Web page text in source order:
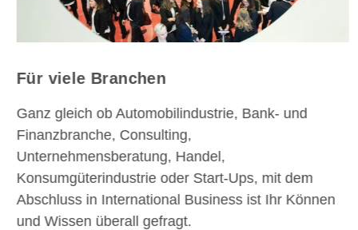
Für viele Branchen
Ganz gleich ob Automobilindustrie, Bank- und
Finanzbranche, Consulting,
Unternehmensberatung, Handel,
Konsumgüterindustrie oder Start-Ups, mit dem
Abschluss in International Business ist Ihr Können
und Wissen überall gefragt.